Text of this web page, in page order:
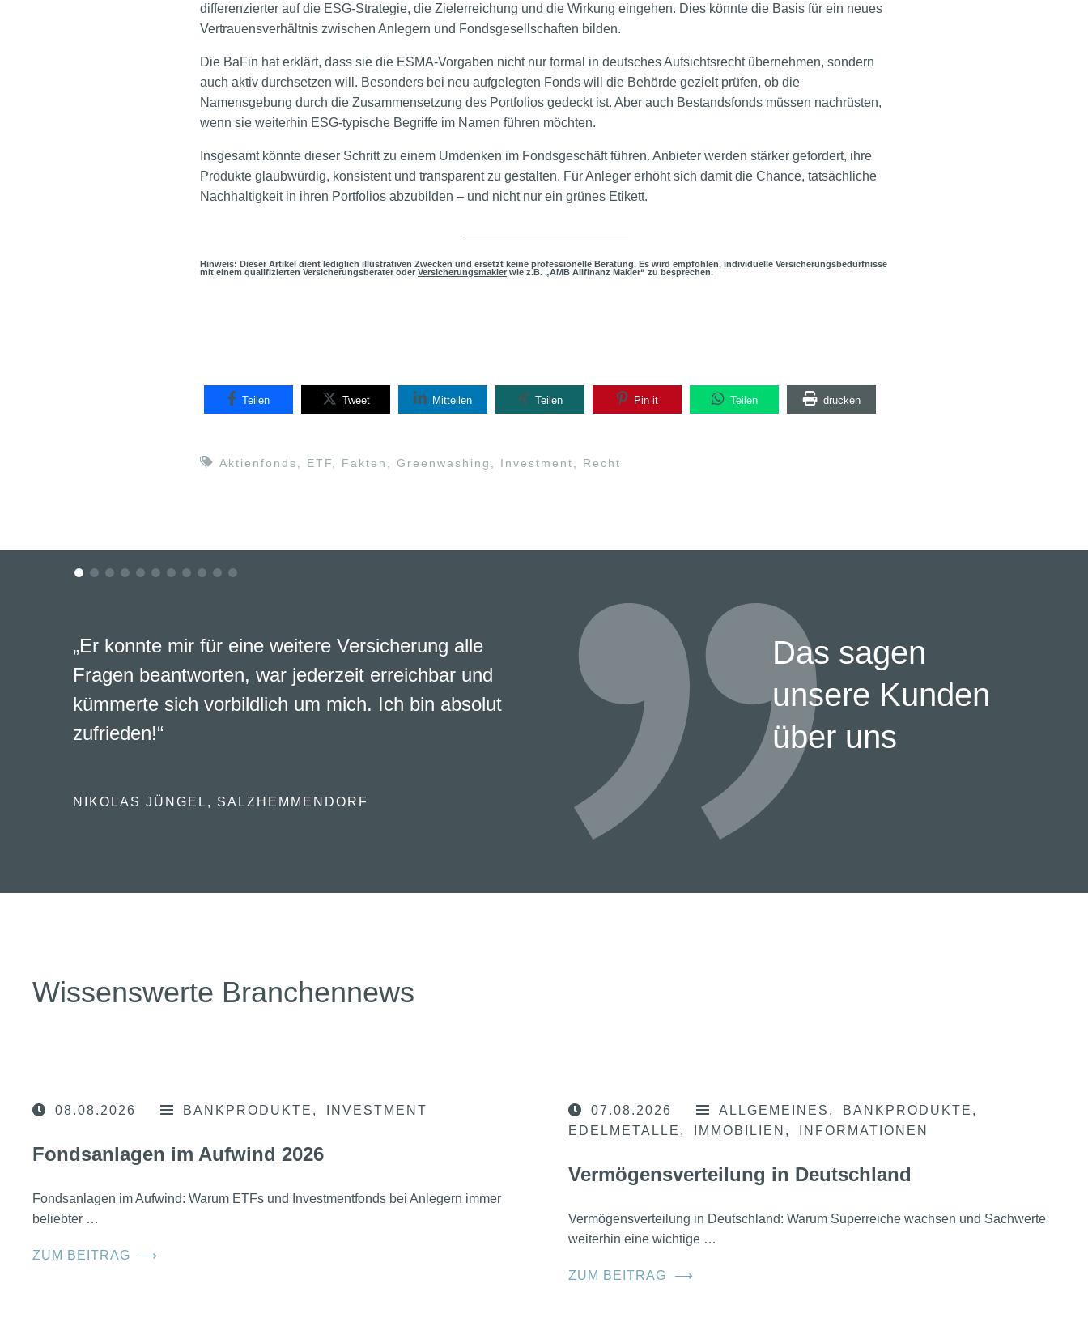
differenzierter auf die ESG-Strategie, die Zielerreichung und die Wirkung eingehen. Dies könnte die Basis für ein neues
Vertrauensverhältnis zwischen Anlegern und Fondsgesellschaften bilden.
Die BaFin hat erklärt, dass sie die ESMA-Vorgaben nicht nur formal in deutsches Aufsichtsrecht übernehmen, sondern
auch aktiv durchsetzen will. Besonders bei neu aufgelegten Fonds will die Behörde gezielt prüfen, ob die
Namensgebung durch die Zusammensetzung des Portfolios gedeckt ist. Aber auch Bestandsfonds müssen nachrüsten,
wenn sie weiterhin ESG-typische Begriffe im Namen führen möchten.
Insgesamt könnte dieser Schritt zu einem Umdenken im Fondsgeschäft führen. Anbieter werden stärker gefordert, ihre
Produkte glaubwürdig, konsistent und transparent zu gestalten. Für Anleger erhöht sich damit die Chance, tatsächliche
Nachhaltigkeit in ihren Portfolios abzubilden – und nicht nur ein grünes Etikett.
Hinweis: Dieser Artikel dient lediglich illustrativen Zwecken und ersetzt keine professionelle Beratung. Es wird empfohlen, individuelle Versicherungsbedürfnisse
mit einem qualifizierten Versicherungsberater oder Versicherungsmakler wie z.B. „AMB Allfinanz Makler“ zu besprechen.
Teilen Tweet Mitteilen Teilen Pin it Teilen drucken
Aktienfonds ETF Fakten Greenwashing Investment Recht
Das sagen
unsere Kunden
über uns
„Er konnte mir für eine weitere Versicherung alle
Fragen beantworten, war jederzeit erreichbar und
kümmerte sich vorbildlich um mich. Ich bin absolut
zufrieden!“
NIKOLAS JÜNGEL, SALZHEMMENDORF
Wissenswerte Branchennews
08.08.2026 BANKPRODUKTE INVESTMENT
Fondsanlagen im Aufwind 2026
Fondsanlagen im Aufwind: Warum ETFs und Investmentfonds bei Anlegern immer
beliebter …
ZUM BEITRAG ⟶
07.08.2026 ALLGEMEINES
BANKPRODUKTE
EDELMETALLE
IMMOBILIEN INFORMATIONEN
Vermögensverteilung in Deutschland
Vermögensverteilung in Deutschland: Warum Superreiche wachsen und Sachwerte
weiterhin eine wichtige …
ZUM BEITRAG ⟶